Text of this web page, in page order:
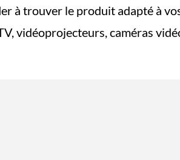
à trouver le produit adapté à
vidéoprojecteurs, caméras